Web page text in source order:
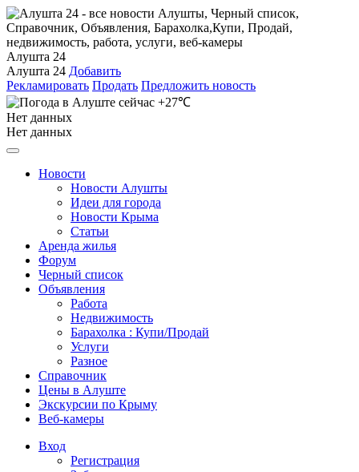
Алушта 24
Алушта 24 Добавить
Рекламировать Продать Предложить новость
+27℃
Нет данных
Нет данных
Новости
Новости Алушты
Идеи для города
Новости Крыма
Статьи
Аренда жилья
Форум
Черный список
Объявления
Работа
Недвижимость
Барахолка : Купи/Продай
Услуги
Разное
Справочник
Цены в Алуште
Экскурсии по Крыму
Веб-камеры
Вход
Регистрация